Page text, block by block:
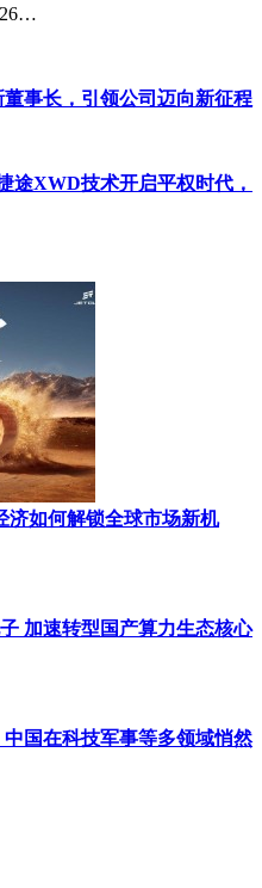
事长，引领公司迈向新征程
途XWD技术开启平权时代，
济如何解锁全球市场新机
加速转型国产算力生态核心
国在科技军事等多领域悄然